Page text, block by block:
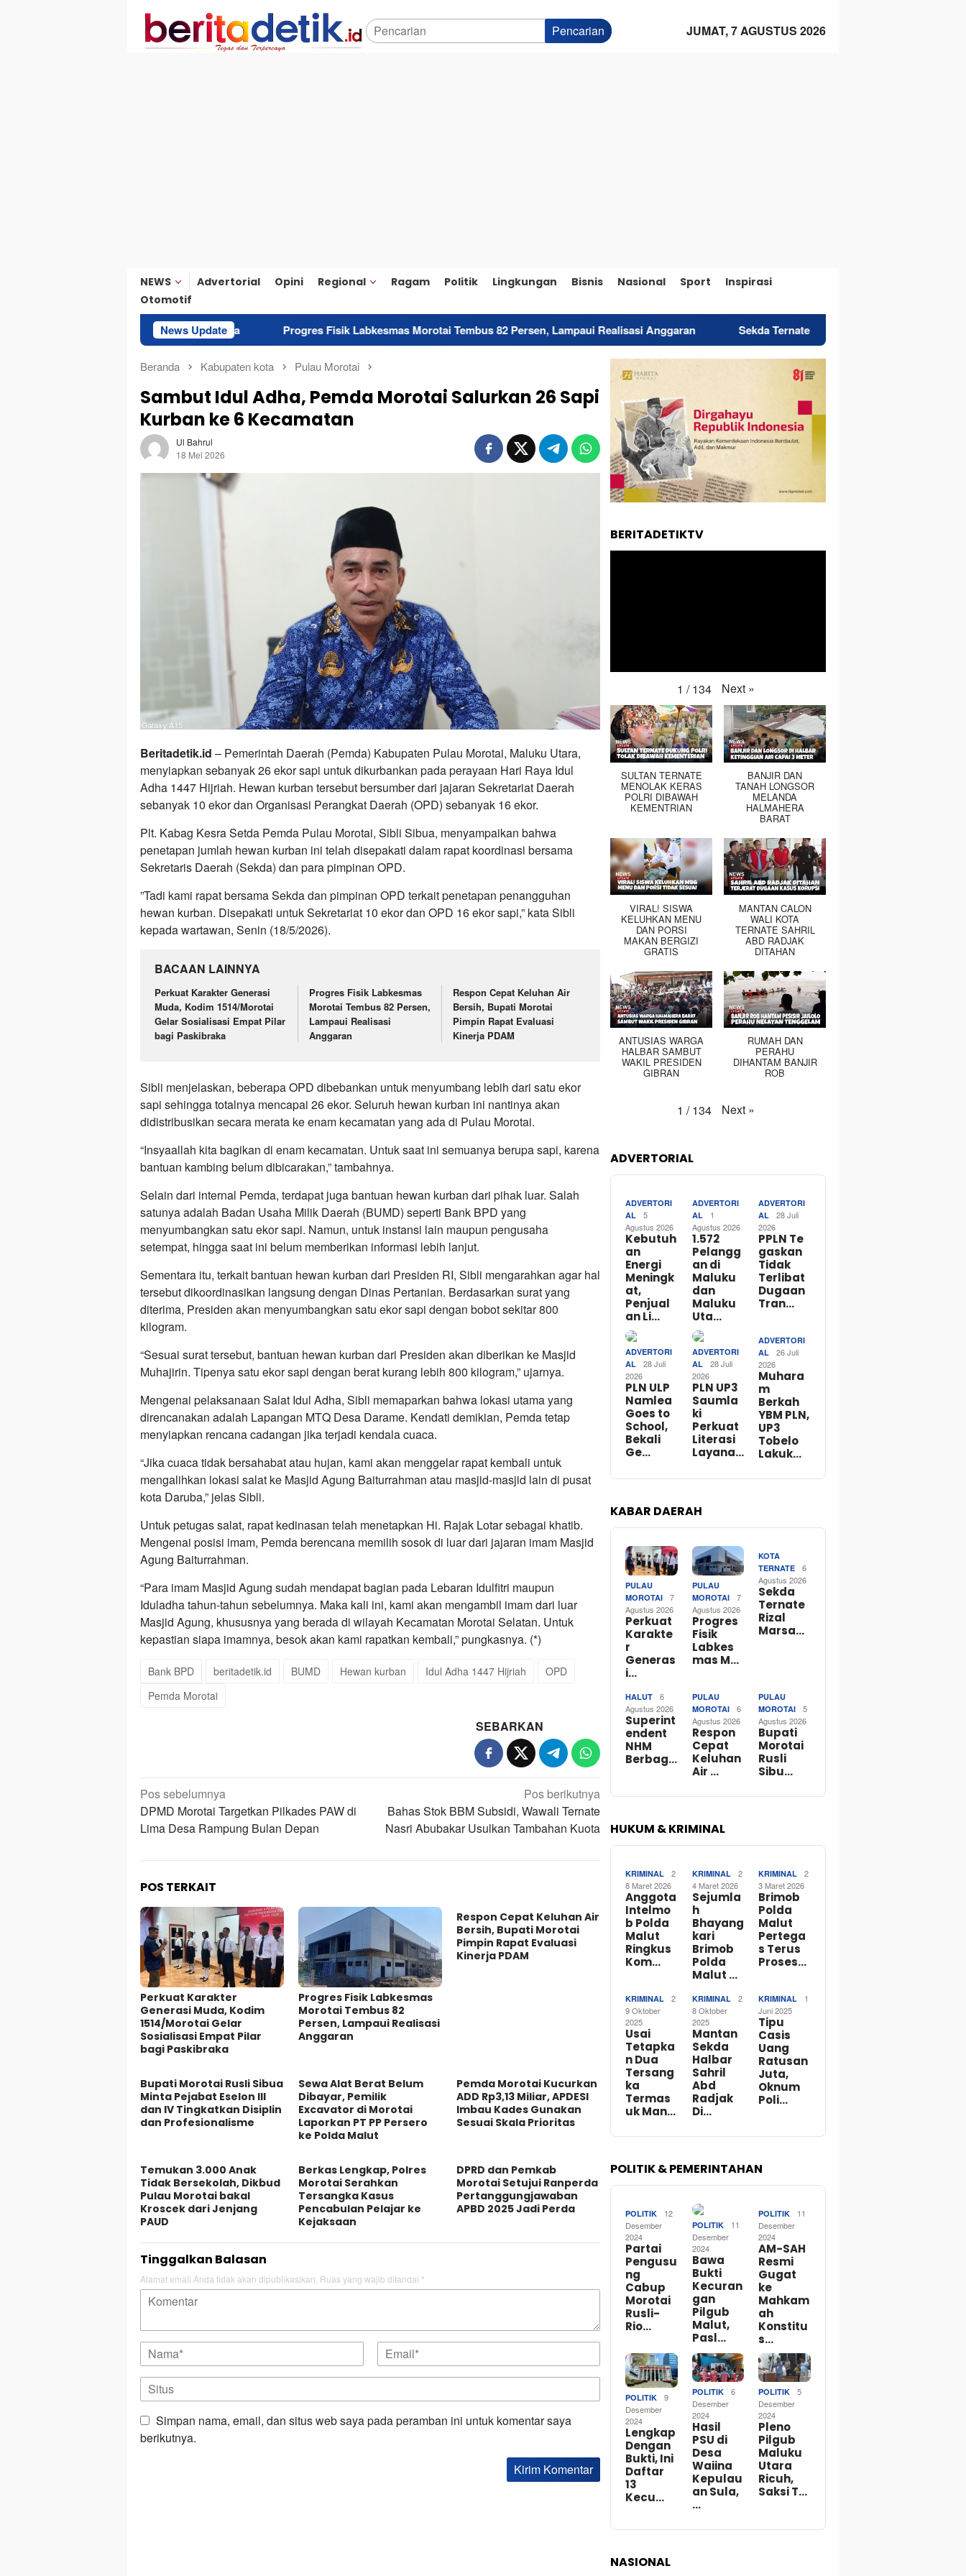
konten
Pencarian JUMAT, 7 AGUSTUS 2026
NEWS Advertorial Opini Regional Ragam Politik Lingkungan Bisnis Nasional Sport
Inspirasi
Otomotif
News UpdateProgres Fisik Labkesmas Morotai Tembus 82 Persen, Lampaui Realisasi Anggaran Sekda Ternate Rizal Marsaoly Salurkan Bantuan untuk
Beranda Kabupaten kota Pulau Morotai
Sambut Idul Adha, Pemda Morotai Salurkan 26 Sapi
Kurban ke 6 Kecamatan
Ul Bahrul
18 Mei 2026
Beritadetik.id – Pemerintah Daerah (Pemda) Kabupaten Pulau Morotai, Maluku Utara,
menyiapkan sebanyak 26 ekor sapi untuk dikurbankan pada perayaan Hari Raya Idul
Adha 1447 Hijriah. Hewan kurban tersebut bersumber dari jajaran Sekretariat Daerah
sebanyak 10 ekor dan Organisasi Perangkat Daerah (OPD) sebanyak 16 ekor.
Plt. Kabag Kesra Setda Pemda Pulau Morotai, Sibli Sibua, menyampaikan bahwa
penetapan jumlah hewan kurban ini telah disepakati dalam rapat koordinasi bersama
Sekretaris Daerah (Sekda) dan para pimpinan OPD.
​”Tadi kami rapat bersama Sekda dan pimpinan OPD terkait penetapan penangguhan
hewan kurban. Disepakati untuk Sekretariat 10 ekor dan OPD 16 ekor sapi,” kata Sibli
kepada wartawan, Senin (18/5/2026).
BACAAN LAINNYA
Perkuat Karakter Generasi
Muda, Kodim 1514/Morotai
Gelar Sosialisasi Empat Pilar
bagi Paskibraka
Progres Fisik Labkesmas
Morotai Tembus 82 Persen,
Lampaui Realisasi
Anggaran
Respon Cepat Keluhan Air
Bersih, Bupati Morotai
Pimpin Rapat Evaluasi
Kinerja PDAM
Sibli menjelaskan, beberapa OPD dibebankan untuk menyumbang lebih dari satu ekor
sapi sehingga totalnya mencapai 26 ekor. Seluruh hewan kurban ini nantinya akan
didistribusikan secara merata ke enam kecamatan yang ada di Pulau Morotai.
“Insyaallah kita bagikan di enam kecamatan. Untuk saat ini semuanya berupa sapi, karena
bantuan kambing belum dibicarakan,” tambahnya.
Selain dari internal Pemda, terdapat juga bantuan hewan kurban dari pihak luar. Salah
satunya adalah Badan Usaha Milik Daerah (BUMD) seperti Bank BPD yang
menyumbangkan satu ekor sapi. Namun, untuk instansi lain maupun pengusaha
setempat, hingga saat ini belum memberikan informasi lebih lanjut.
Sementara itu, terkait bantuan hewan kurban dari Presiden RI, Sibli mengarahkan agar hal
tersebut dikoordinasikan langsung dengan Dinas Pertanian. Berdasarkan surat yang
diterima, Presiden akan menyumbangkan satu ekor sapi dengan bobot sekitar 800
kilogram.
“Sesuai surat tersebut, bantuan hewan kurban dari Presiden akan diberikan ke Masjid
Muhajirin. Tipenya satu ekor sapi dengan berat kurang lebih 800 kilogram,” ujarnya.
​Mengenai pelaksanaan Salat Idul Adha, Sibli memaparkan bahwa lokasi utama yang
direncanakan adalah Lapangan MTQ Desa Darame. Kendati demikian, Pemda tetap
menyiapkan rencana cadangan jika terjadi kendala cuaca.
“Jika cuaca tidak bersahabat atau hujan, kami akan menggelar rapat kembali untuk
mengalihkan lokasi salat ke Masjid Agung Baiturrahman atau masjid-masjid lain di pusat
kota Daruba,” jelas Sibli.
Untuk petugas salat, rapat kedinasan telah menetapkan Hi. Rajak Lotar sebagai khatib.
Mengenai posisi imam, Pemda berencana memilih sosok di luar dari jajaran imam Masjid
Agung Baiturrahman.
“Para imam Masjid Agung sudah mendapat bagian pada Lebaran Idulfitri maupun
Iduladha tahun-tahun sebelumnya. Maka kali ini, kami akan mengambil imam dari luar
Masjid Agung, khususnya yang berada di wilayah Kecamatan Morotai Selatan. Untuk
kepastian siapa imamnya, besok akan kami rapatkan kembali,” pungkasnya. (*)
Bank BPD beritadetik.id BUMD Hewan kurban Idul Adha 1447 Hijriah
OPD
Pemda Morotai
SEBARKAN
Navigasi
pos
Pos sebelumnya
DPMD Morotai Targetkan Pilkades PAW di
Lima Desa Rampung Bulan Depan
Pos berikutnya
Bahas Stok BBM Subsidi, Wawali Ternate
Nasri Abubakar Usulkan Tambahan Kuota
POS TERKAIT
Perkuat Karakter
Generasi Muda, Kodim
1514/Morotai Gelar
Sosialisasi Empat Pilar
bagi Paskibraka
Progres Fisik Labkesmas
Morotai Tembus 82
Persen, Lampaui Realisasi
Anggaran
Respon Cepat Keluhan Air
Bersih, Bupati Morotai
Pimpin Rapat Evaluasi
Kinerja PDAM
Bupati Morotai Rusli Sibua
Minta Pejabat Eselon III
dan IV Tingkatkan Disiplin
dan Profesionalisme
Sewa Alat Berat Belum
Dibayar, Pemilik
Excavator di Morotai
Laporkan PT PP Persero
ke Polda Malut
Pemda Morotai Kucurkan
ADD Rp3,13 Miliar, APDESI
Imbau Kades Gunakan
Sesuai Skala Prioritas
Temukan 3.000 Anak
Tidak Bersekolah, Dikbud
Pulau Morotai bakal
Kroscek dari Jenjang
PAUD
Berkas Lengkap, Polres
Morotai Serahkan
Tersangka Kasus
Pencabulan Pelajar ke
Kejaksaan
DPRD dan Pemkab
Morotai Setujui Ranperda
Pertanggungjawaban
APBD 2025 Jadi Perda
Tinggalkan Balasan
Alamat email Anda tidak akan dipublikasikan. Ruas yang wajib ditandai *
Simpan nama, email, dan situs web saya pada peramban ini untuk komentar saya
berikutnya.
BERITADETIKTV
1 / 134 Next »
SULTAN TERNATE
MENOLAK KERAS
POLRI DIBAWAH
KEMENTRIAN
BANJIR DAN
TANAH LONGSOR
MELANDA
HALMAHERA
BARAT
VIRAL! SISWA
KELUHKAN MENU
DAN PORSI
MAKAN BERGIZI
GRATIS
MANTAN CALON
WALI KOTA
TERNATE SAHRIL
ABD RADJAK
DITAHAN
ANTUSIAS WARGA
HALBAR SAMBUT
WAKIL PRESIDEN
GIBRAN
RUMAH DAN
PERAHU
DIHANTAM BANJIR
ROB
1 / 134 Next »
ADVERTORIAL
ADVERTORI
AL
5
Agustus 2026
Kebutuh
an
Energi
Meningk
at,
Penjual
an Li…
ADVERTORI
AL
1
Agustus 2026
1.572
Pelangg
an di
Maluku
dan
Maluku
Uta…
ADVERTORI
AL
28 Juli
2026
PPLN Te
gaskan
Tidak
Terlibat
Dugaan
Tran…
ADVERTORI
AL
28 Juli
2026
PLN ULP
Namlea
Goes to
School,
Bekali
Ge…
ADVERTORI
AL
28 Juli
2026
PLN UP3
Saumla
ki
Perkuat
Literasi
Layana…
ADVERTORI
AL
26 Juli
2026
Muhara
m
Berkah
YBM PLN,
UP3
Tobelo
Lakuk…
KABAR DAERAH
PULAU
MOROTAI
7
Agustus 2026
Perkuat
Karakte
r
Generas
i…
PULAU
MOROTAI
7
Agustus 2026
Progres
Fisik
Labkes
mas M…
KOTA
TERNATE
6
Agustus 2026
Sekda
Ternate
Rizal
Marsa…
HALUT
6
Agustus 2026
Superint
endent
NHM
Berbag…
PULAU
MOROTAI
6
Agustus 2026
Respon
Cepat
Keluhan
Air …
PULAU
MOROTAI
5
Agustus 2026
Bupati
Morotai
Rusli
Sibu…
HUKUM & KRIMINAL
KRIMINAL
2
8 Maret 2026
Anggota
Intelmo
b Polda
Malut
Ringkus
Kom…
KRIMINAL
2
4 Maret 2026
Sejumla
h
Bhayang
kari
Brimob
Polda
Malut …
KRIMINAL
2
3 Maret 2026
Brimob
Polda
Malut
Pertega
s Terus
Proses…
KRIMINAL
2
9 Oktober
2025
Usai
Tetapka
n Dua
Tersang
ka
Termas
uk Man…
KRIMINAL
2
8 Oktober
2025
Mantan
Sekda
Halbar
Sahril
Abd
Radjak
Di…
KRIMINAL
1
Juni 2025
Tipu
Casis
Uang
Ratusan
Juta,
Oknum
Poli…
POLITIK & PEMERINTAHAN
POLITIK
12
Desember
2024
Partai
Pengusu
ng
Cabup
Morotai
Rusli-
Rio…
POLITIK
11
Desember
2024
Bawa
Bukti
Kecuran
gan
Pilgub
Malut,
Pasl…
POLITIK
11
Desember
2024
AM-SAH
Resmi
Gugat
ke
Mahkam
ah
Konstitu
s…
POLITIK
9
Desember
2024
Lengkap
Dengan
Bukti, Ini
Daftar
13
Kecu…
POLITIK
6
Desember
2024
Hasil
PSU di
Desa
Waiina
Kepulau
an Sula,
…
POLITIK
5
Desember
2024
Pleno
Pilgub
Maluku
Utara
Ricuh,
Saksi T…
NASIONAL